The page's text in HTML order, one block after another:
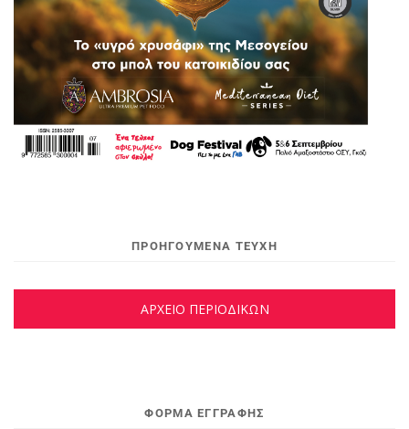
ΠΡΟΗΓΟΥΜΕΝΑ ΤΕΥΧΗ
ΑΡΧΕΙΟ ΠΕΡΙΟΔΙΚΩΝ
ΦΌΡΜΑ ΕΓΓΡΑΦΉΣ